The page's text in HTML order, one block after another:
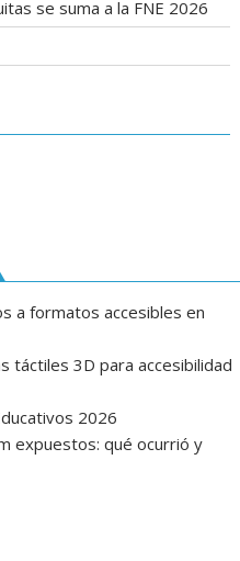
se suma a la FNE 2026
a formatos accesibles en
táctiles 3D para accesibilidad
2026
expuestos: qué ocurrió y